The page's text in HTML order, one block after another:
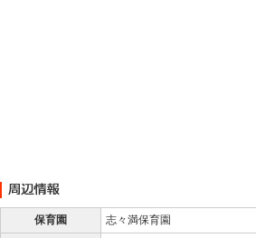
保育園 志々満保育園